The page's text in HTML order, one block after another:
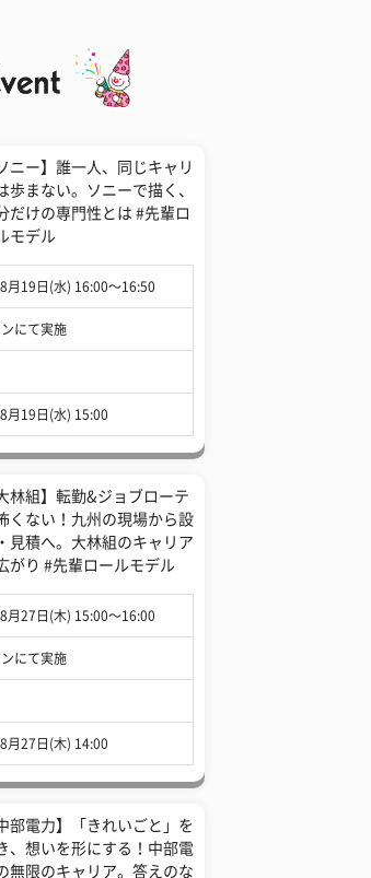
ニー】誰一人、同じキャリ
歩まない。ソニーで描く、
だけの専門性とは #先輩ロ
モデル
月19日(水) 16:00〜16:50
にて実施
月19日(水) 15:00
林組】転勤&ジョブローテ
くない！九州の現場から設
見積へ。大林組のキャリア
がり #先輩ロールモデル
月27日(木) 15:00〜16:00
にて実施
月27日(木) 14:00
部電力】「きれいごと」を
、想いを形にする！中部電
無限のキャリア。答えのな